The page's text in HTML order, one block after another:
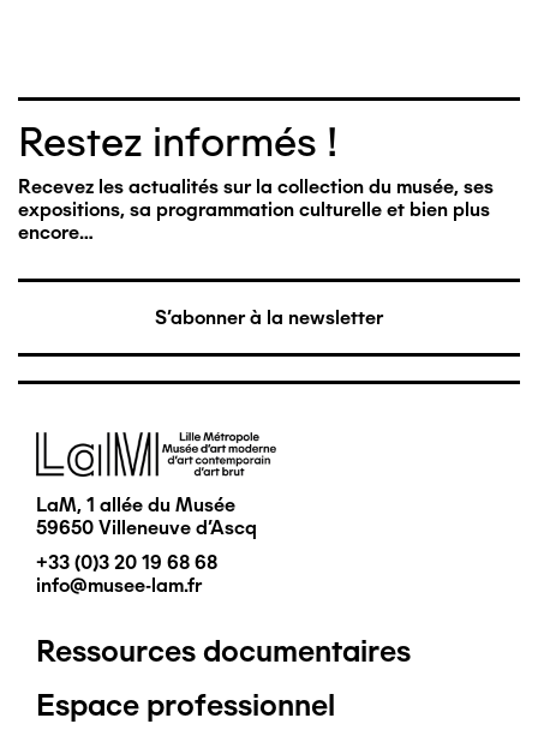
Restez informés !
Recevez les actualités sur la collection du musée, ses
expositions, sa programmation culturelle et bien plus
encore…
S'abonner à la newsletter
Image
LaM, 1 allée du Musée
59650 Villeneuve d'Ascq
+33 (0)3 20 19 68 68
info@musee-lam.fr
Pied
de
Ressources documentaires
Espace professionnel